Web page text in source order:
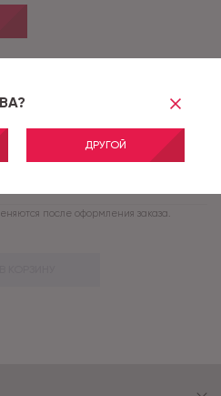
ДРУГОЙ
после оформления заказа.